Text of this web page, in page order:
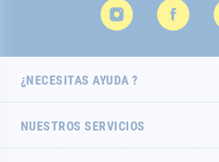
¿NECESITAS AYUDA ?
NUESTROS SERVICIOS